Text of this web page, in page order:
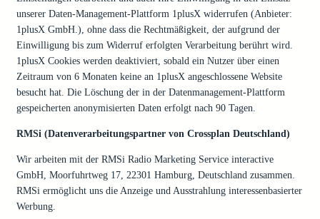
unserer Daten-Management-Plattform 1plusX widerrufen (Anbieter:
1plusX GmbH.), ohne dass die Rechtmäßigkeit, der aufgrund der
Einwilligung bis zum Widerruf erfolgten Verarbeitung berührt wird.
1plusX Cookies werden deaktiviert, sobald ein Nutzer über einen
Zeitraum von 6 Monaten keine an 1plusX angeschlossene Website
besucht hat. Die Löschung der in der Datenmanagement-Plattform
gespeicherten anonymisierten Daten erfolgt nach 90 Tagen.
RMSi (Datenverarbeitungspartner von Crossplan Deutschland)
Wir arbeiten mit der RMSi Radio Marketing Service interactive
GmbH, Moorfuhrtweg 17, 22301 Hamburg, Deutschland zusammen.
RMSi ermöglicht uns die Anzeige und Ausstrahlung interessenbasierter
Werbung.